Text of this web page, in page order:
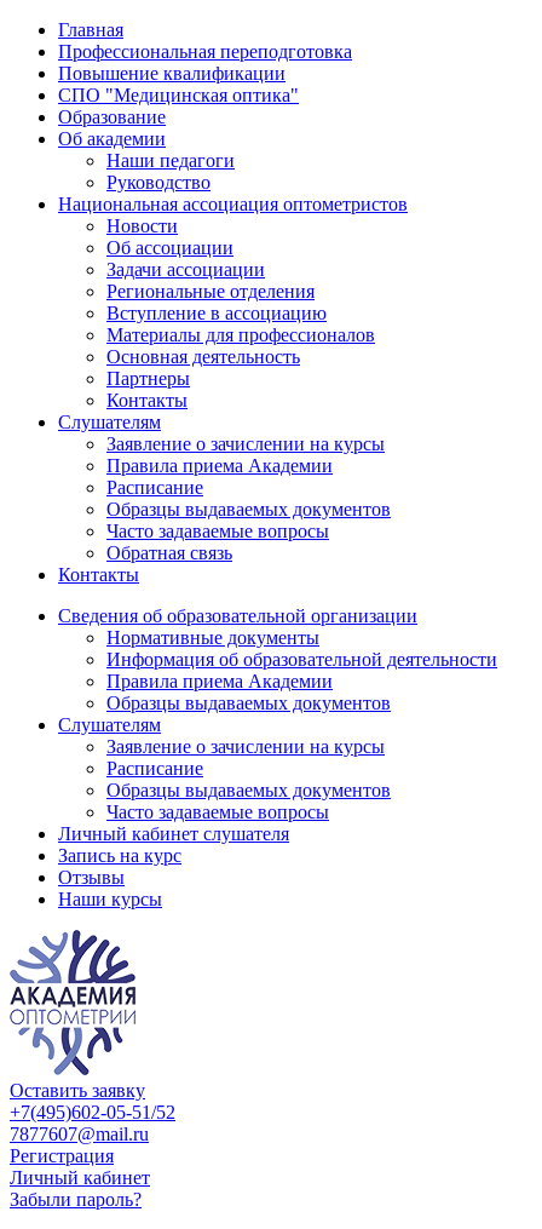
Главная
Профессиональная переподготовка
Повышение квалификации
СПО "Медицинская оптика"
Образование
Об академии
Наши педагоги
Руководство
Национальная ассоциация оптометристов
Новости
Об ассоциации
Задачи ассоциации
Региональные отделения
Вступление в ассоциацию
Материалы для профессионалов
Основная деятельность
Партнеры
Контакты
Слушателям
Заявление о зачислении на курсы
Правила приема Академии
Расписание
Образцы выдаваемых документов
Часто задаваемые вопросы
Обратная связь
Контакты
Сведения об образовательной организации
Нормативные документы
Информация об образовательной деятельности
Правила приема Академии
Образцы выдаваемых документов
Слушателям
Заявление о зачислении на курсы
Расписание
Образцы выдаваемых документов
Часто задаваемые вопросы
Личный кабинет слушателя
Запись на курс
Отзывы
Наши курсы
Оставить заявку
+7(495)602-05-51/52
7877607@mail.ru
Регистрация
Личный кабинет
Забыли пароль?